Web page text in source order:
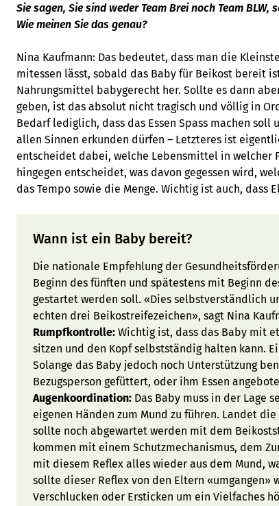
Sie sagen, Sie sind weder Team Brei noch Team
Wie meinen Sie das genau?
Nina Kaufmann: Das bedeutet, dass man die
mitessen lässt, sobald das Baby für Beikost bereit
Nahrungsmittel babygerecht her. Sollte es dann
geben, ist das absolut nicht tragisch und völlig in
Bedarf lediglich, dass das Essen Spass machen
allen Sinnen erkunden dürfen – Letzteres ist
entscheidet dabei, welche Lebensmittel in welcher
hingegen entscheidet, was davon gegessen wird,
das Tempo sowie die Menge. Wichtig ist auch, dass
Wann ist ein Baby bereit?
Die nationale Empfehlung der
Beginn des fünften und spätestens mit Beginn
gestartet werden soll. «Dies selbstverständlich
echten drei Beikostreifezeichen», sagt Nina
Rumpfkontrolle: Wichtig ist, dass das Baby mit
sitzen und den Kopf selbstständig halten kann.
Solange das Baby jedoch noch Unterstützung
Bezugsperson gefüttert, oder ihm Essen
Augenkoordination: Das Baby muss in der Lage
eigenen Händen zum Mund zu führen. Landet
sollte noch abgewartet werden mit dem
kommen mit einem Schutzmechanismus, dem
mit diesem Reflex alles wieder aus dem Mund,
sollte dieser Reflex von den Eltern «umgangen»
Verschlucken oder Ersticken um ein Vielfaches